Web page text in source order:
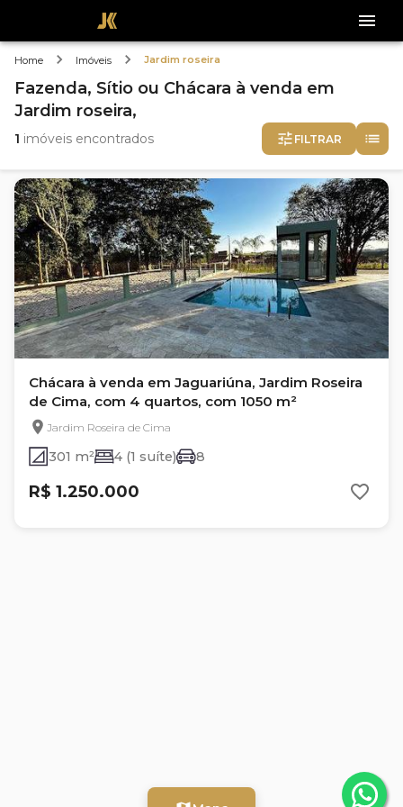
Home Imóveis Jardim roseira
Fazenda, Sítio ou Chácara à venda em
Jardim roseira,
1 imóveis encontrados FILTRAR
Chácara à venda em Jaguariúna, Jardim Roseira
de Cima, com 4 quartos, com 1050 m²
Jardim Roseira de Cima
301 m² 4 (1 suíte) 8
R$ 1.250.000